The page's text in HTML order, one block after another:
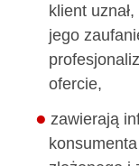
klient
jego
ofercie,
zawierają